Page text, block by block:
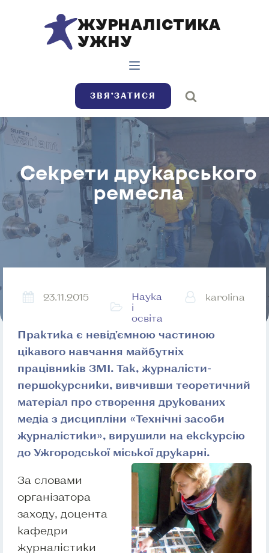
ЖУРНАЛІСТИКА
УЖНУ
ЗВЯ’ЗАТИСЯ
Секрети друкарського
ремесла
23.11.2015
Наука
і
освіта
karolina
Практика є невід'ємною частиною
цікавого навчання майбутніх
працівників ЗМІ. Так, журналісти-
першокурсники, вивчивши теоретичний
матеріал про створення друкованих
медіа з дисципліни «Технічні засоби
журналістики», вирушили на екскурсію
до Ужгородської міської друкарні.
За словами
організатора
заходу, доцента
кафедри
журналістики